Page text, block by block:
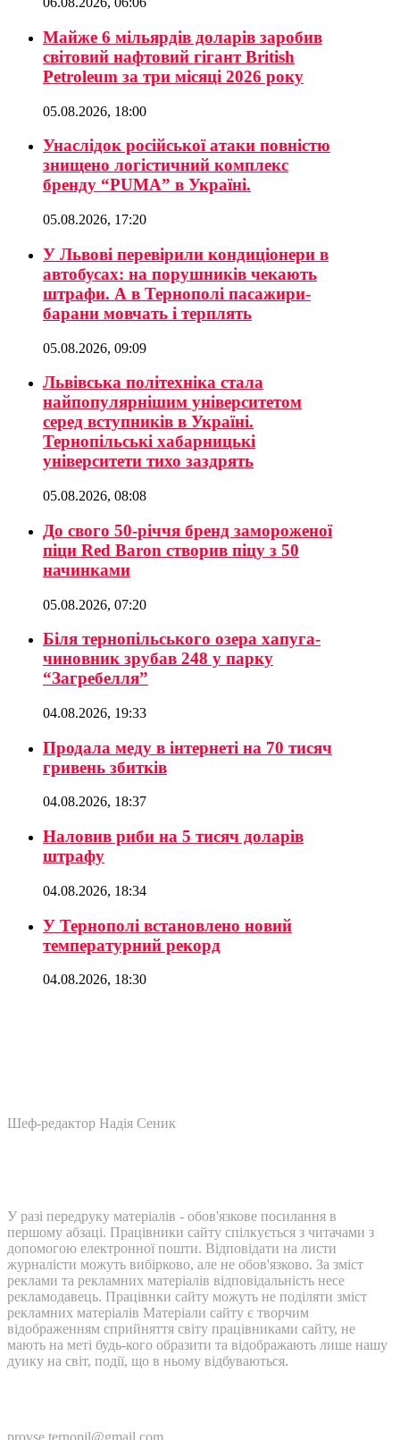
Майже 6 мільярдів доларів заробив
світовий нафтовий гігант British
Petroleum за три місяці 2026 року
05.08.2026, 18:00
Унаслідок російської атаки повністю
знищено логістичний комплекс
бренду “PUMA” в Україні.
05.08.2026, 17:20
У Львові перевірили кондиціонери в
автобусах: на порушників чекають
штрафи. А в Тернополі пасажири-
барани мовчать і терплять
05.08.2026, 09:09
Львівська політехніка стала
найпопулярнішим університетом
серед вступників в Україні.
Тернопільські хабарницькі
університети тихо заздрять
05.08.2026, 08:08
До свого 50-річчя бренд замороженої
піци Red Baron створив піцу з 50
начинками
05.08.2026, 07:20
Біля тернопільського озера хапуга-
чиновник зрубав 248 у парку
“Загребелля”
04.08.2026, 19:33
Продала меду в інтернеті на 70 тисяч
гривень збитків
04.08.2026, 18:37
Наловив риби на 5 тисяч доларів
штрафу
04.08.2026, 18:34
У Тернополі встановлено новий
температурний рекорд
04.08.2026, 18:30
Шеф-редактор Надія Сеник
У разі передруку матеріалів - обов'язкове посилання в
першому абзаці. Працівники сайту спілкується з читачами з
допомогою електронної пошти. Відповідати на листи
журналісти можуть вибірково, але не обов'язково. За зміст
реклами та рекламних матеріалів відповідальність несе
рекламодавець. Працівнки сайту можуть не поділяти зміст
рекламних матеріалів Матеріали сайту є творчим
відображенням сприйняття світу працівниками сайту, не
мають на меті будь-кого образити та відображають лише нашу
дуику на світ, події, що в ньому відбуваються.
provse.ternopil@gmail.com